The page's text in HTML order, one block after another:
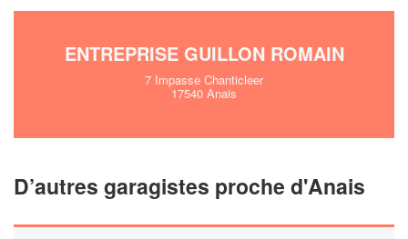
ENTREPRISE GUILLON ROMAIN
7 Impasse Chanticleer
17540 Anais
D’autres garagistes proche d'Anais